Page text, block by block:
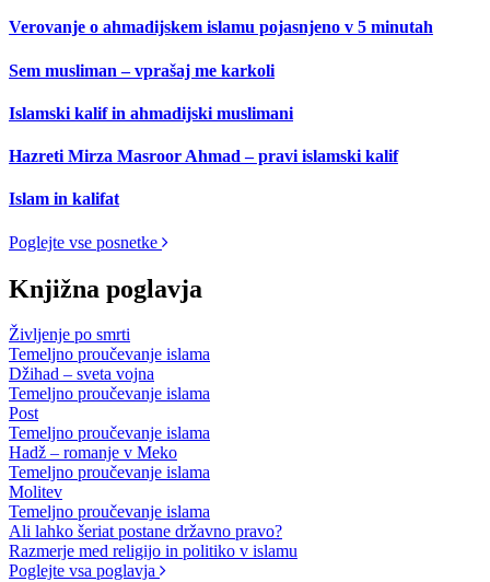
Verovanje o ahmadijskem islamu pojasnjeno v 5 minutah
Sem musliman – vprašaj me karkoli
Islamski kalif in ahmadijski muslimani
Hazreti Mirza Masroor Ahmad – pravi islamski kalif
Islam in kalifat
Poglejte vse posnetke
Knjižna poglavja
Življenje po smrti
Temeljno proučevanje islama
Džihad – sveta vojna
Temeljno proučevanje islama
Post
Temeljno proučevanje islama
Hadž – romanje v Meko
Temeljno proučevanje islama
Molitev
Temeljno proučevanje islama
Ali lahko šeriat postane državno pravo?
Razmerje med religijo in politiko v islamu
Poglejte vsa poglavja